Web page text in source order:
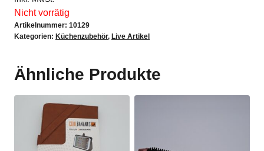
Nicht vorrätig
Artikelnummer: 10129
Kategorien: Küchenzubehör, Live Artikel
Ähnliche Produkte